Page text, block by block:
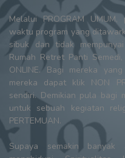
Melalui PROGRAM
waktu program yang
sibuk dan tidak
Rumah Retret Panti
ONLINE. Bagi mereka
mereka dapat klik NON
sendiri. Demikian pula bagi
untuk sebuah kegiatan
PERTEMUAN.
Supaya semakin banyak